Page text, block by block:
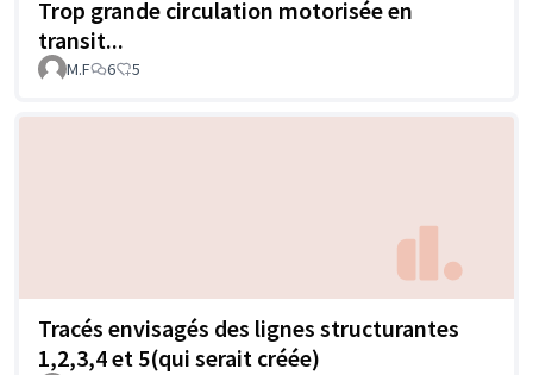
Trop grande circulation motorisée en
transit...
M.F 6 5
Tracés envisagés des lignes structurantes
1,2,3,4 et 5(qui serait créée)